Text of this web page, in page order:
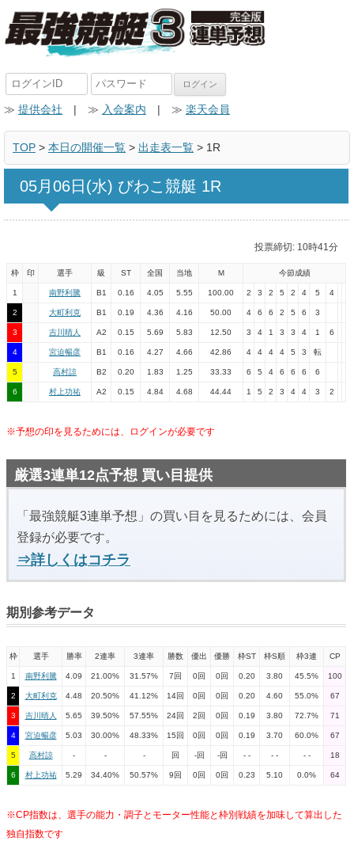
≫ 提供会社 | ≫ 入会案内 | ≫ 楽天会員
TOP > 本日の開催一覧 > 出走表一覧 > 1R
05月06日(水) びわこ競艇 1R
投票締切: 10時41分
枠 印 選手 級 ST 全国 当地 Ｍ 今節成績
1 南野利騰 B1 0.16 4.05 5.55 100.00 2 3 2 5 2 4 5 4
2 大町利克 B1 0.19 4.36 4.16 50.00 4 6 6 2 5 6 3
3 吉川晴人 A2 0.15 5.69 5.83 12.50 3 4 1 3 3 4 1 6
4 宮迫暢彦 B1 0.16 4.27 4.66 42.86 4 4 4 4 5 3 転
5 高村諒 B2 0.20 1.83 1.25 33.33 6 5 4 6 6 6 6
6 村上功祐 A2 0.15 4.84 4.68 44.44 1 5 2 3 4 4 3 2
※予想の印を見るためには、ログインが必要です
厳選3連単12点予想 買い目提供
「最強競艇3連単予想」の買い目を見るためには、会員
登録が必要です。
⇒詳しくはコチラ
期別参考データ
枠 選手 勝率 2連率 3連率 勝数 優出 優勝 枠ST 枠S順 枠3連 CP
1 南野利騰 4.09 21.00% 31.57% 7回 0回 0回 0.20 3.80 45.5% 100
2 大町利克 4.48 20.50% 41.12% 14回 0回 0回 0.20 4.60 55.0% 67
3 吉川晴人 5.65 39.50% 57.55% 24回 2回 0回 0.19 3.80 72.7% 71
4 宮迫暢彦 5.03 30.00% 48.33% 15回 0回 0回 0.19 3.70 60.0% 67
5 高村諒 - - - 回 -回 -回 - - - - - - 18
6 村上功祐 5.29 34.40% 50.57% 9回 0回 0回 0.23 5.10 0.0% 64
※CP指数は、選手の能力・調子とモーター性能と枠別戦績を加味して算出した
独自指数です